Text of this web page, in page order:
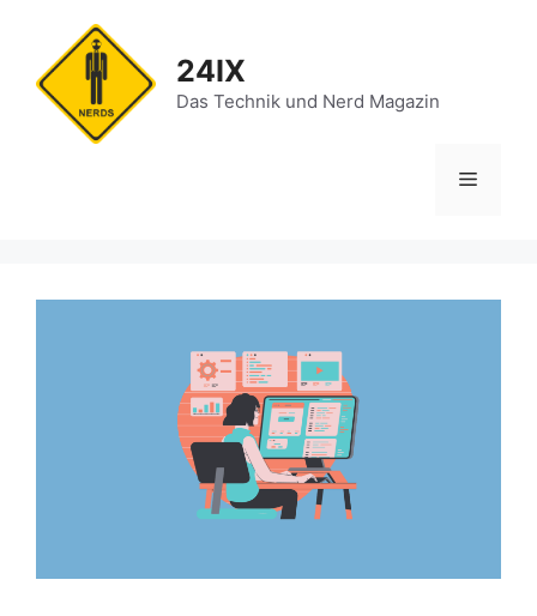
springen
24IX
Das Technik und Nerd Magazin
Menü